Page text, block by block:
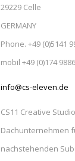
29229 Celle
GERMANY
Phone. +49 (0)5141
mobil +49 (0)174
info@cs-eleven.de
CS11 Creative
Dachunternehmen
nachstehenden